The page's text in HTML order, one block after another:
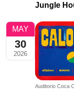
Jungle
MAY
30
2026
Auditorio Coca